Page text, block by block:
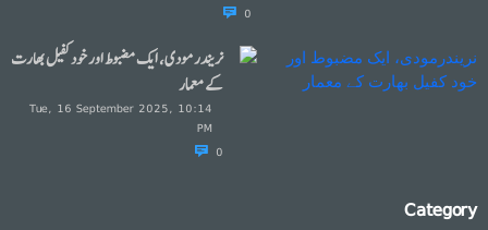
0
نریندرمودی، ایک مضبوط اور خود کفیل بھارت
کے معمار
Tue, 16 September 2025, 10:14
PM
0
Category